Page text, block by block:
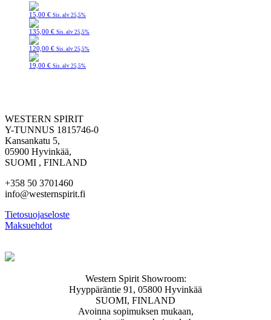
15,00 € Sis. alv 25,5%
135,00 € Sis. alv 25,5%
120,00 € Sis. alv 25,5%
19,00 € Sis. alv 25,5%
WESTERN SPIRIT
Y-TUNNUS 1815746-0
Kansankatu 5,
05900 Hyvinkää,
SUOMI , FINLAND
+358 50 3701460
info@westernspirit.fi
Tietosuojaseloste
Maksuehdot
Western Spirit Showroom:
Hyyppäräntie 91, 05800 Hyvinkää
SUOMI, FINLAND
Avoinna sopimuksen mukaan,